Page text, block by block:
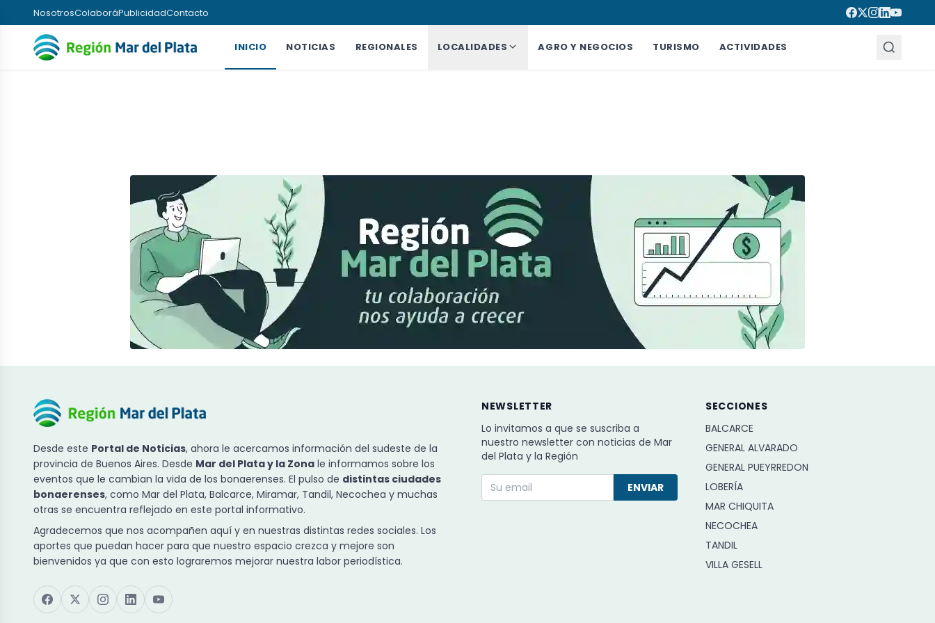
NosotrosColaboráPublicidadContacto
INICIO NOTICIAS REGIONALES LOCALIDADES AGRO Y NEGOCIOS TURISMO ACTIVIDADES
Desde este Portal de Noticias, ahora le acercamos información del sudeste de la
provincia de Buenos Aires. Desde Mar del Plata y la Zona le informamos sobre los
eventos que le cambian la vida de los bonaerenses. El pulso de distintas ciudades
bonaerenses, como Mar del Plata, Balcarce, Miramar, Tandil, Necochea y muchas
otras se encuentra reflejado en este portal informativo.
Agradecemos que nos acompañen aquí y en nuestras distintas redes sociales. Los
aportes que puedan hacer para que nuestro espacio crezca y mejore son
bienvenidos ya que con esto lograremos mejorar nuestra labor periodística.
NEWSLETTER
Lo invitamos a que se suscriba a
nuestro newsletter con noticias de Mar
del Plata y la Región
ENVIAR
SECCIONES
BALCARCE
GENERAL ALVARADO
GENERAL PUEYRREDON
LOBERÍA
MAR CHIQUITA
NECOCHEA
TANDIL
VILLA GESELL